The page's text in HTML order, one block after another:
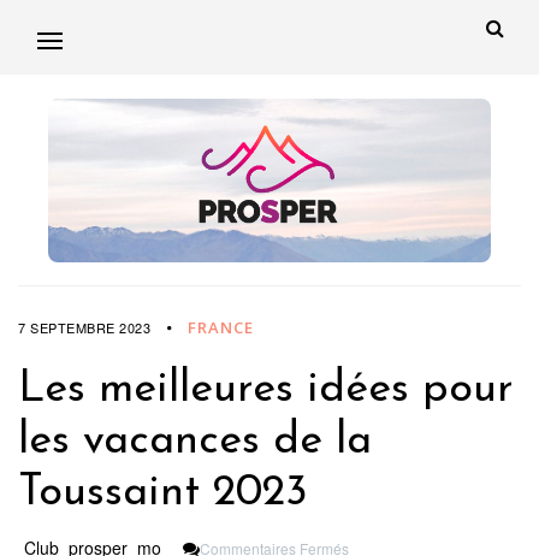
7 SEPTEMBRE 2023 FRANCE
Les meilleures idées pour
les vacances de la
Toussaint 2023
Club_prosper_mo Commentaires Fermés